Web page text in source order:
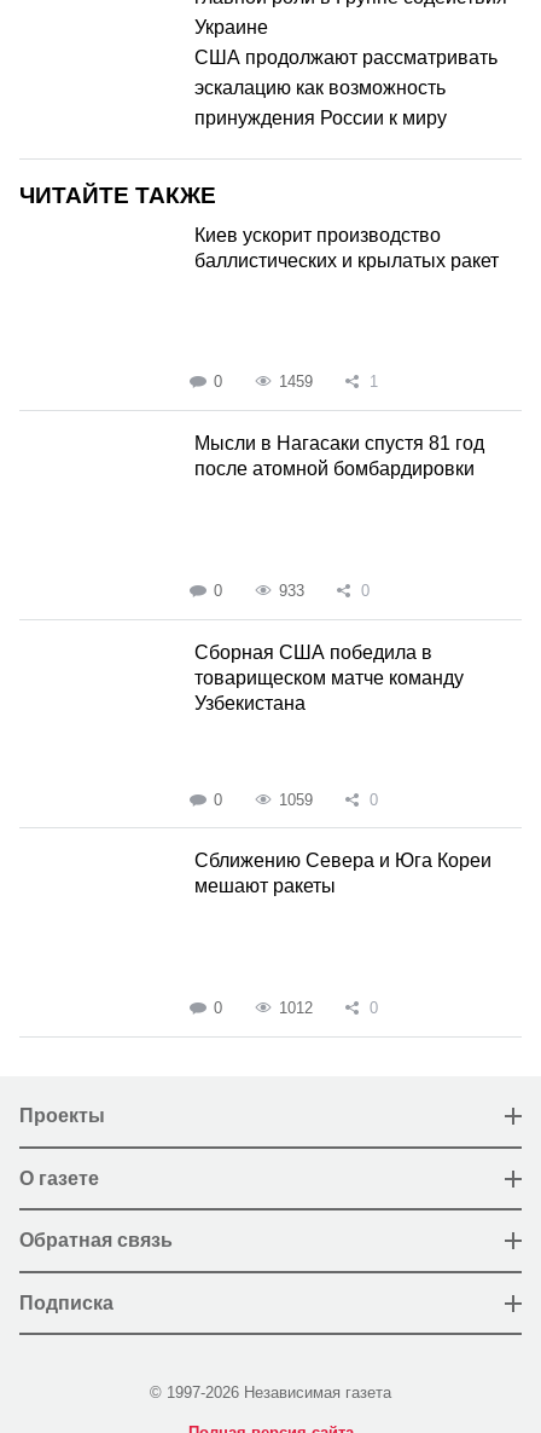
Украине
США продолжают рассматривать
эскалацию как возможность
принуждения России к миру
ЧИТАЙТЕ ТАКЖЕ
Киев ускорит производство
баллистических и крылатых ракет
0 1459 1
Мысли в Нагасаки спустя 81 год
после атомной бомбардировки
0 933 0
Сборная США победила в
товарищеском матче команду
Узбекистана
0 1059 0
Сближению Севера и Юга Кореи
мешают ракеты
0 1012 0
Проекты
О газете
Обратная связь
Подписка
© 1997-2026 Независимая газета